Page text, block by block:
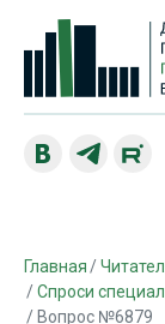
Главная
Спроси
Вопрос №6879